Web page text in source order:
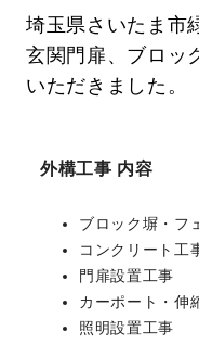
埼玉県さいたま市
玄関門扉、ブロッ
いただきました。
外構工事 内容
ブロック塀・フ
コンクリート工
門扉設置工事
カーポート・伸
照明設置工事